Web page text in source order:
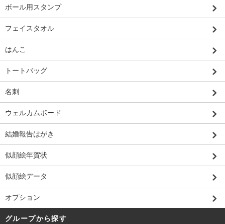
ボール用スタンプ
フェイスタオル
はんこ
トートバッグ
名刺
ウェルカムボード
結婚報告はがき
似顔絵年賀状
似顔絵データ
オプション
グループから探す